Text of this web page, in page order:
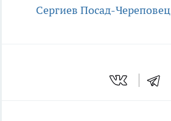
Сергиев Посад-Череповец